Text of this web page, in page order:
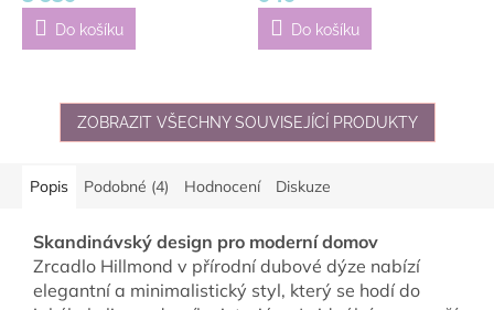
Do košíku Do košíku
ZOBRAZIT VŠECHNY SOUVISEJÍCÍ PRODUKTY
Popis Podobné (4) Hodnocení Diskuze
Skandinávský design pro moderní domov
Zrcadlo Hillmond v přírodní dubové dýze nabízí
elegantní a minimalistický styl, který se hodí do